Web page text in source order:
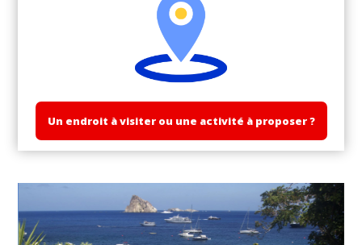
Un endroit à visiter ou une activité à proposer ?